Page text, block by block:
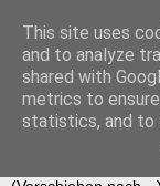
GaD
Abi-Jahrgang
Villingen-
This site uses
and to analyze
shared with
metrics to
statistics, and to